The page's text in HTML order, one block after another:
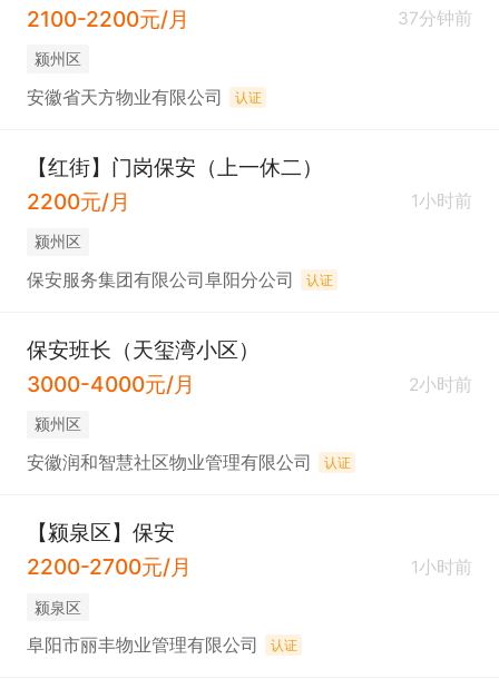
2100-2200元/月 37分钟前
颍州区
安徽省天方物业有限公司 认证
【红街】门岗保安（上一休二）
2200元/月
1小时前
颍州区
保安服务集团有限公司阜阳分公司 认证
保安班长（天玺湾小区）
3000-4000元/月
2小时前
颍州区
安徽润和智慧社区物业管理有限公司 认证
【颍泉区】保安
2200-2700元/月
1小时前
颍泉区
阜阳市丽丰物业管理有限公司 认证